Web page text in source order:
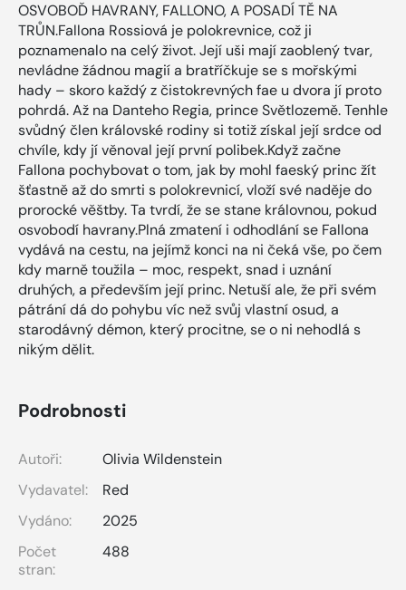
OSVOBOĎ HAVRANY, FALLONO, A POSADÍ TĚ NA
TRŮN.Fallona Rossiová je polokrevnice, což ji
poznamenalo na celý život. Její uši mají zaoblený tvar,
nevládne žádnou magií a bratříčkuje se s mořskými
hady – skoro každý z čistokrevných fae u dvora jí proto
pohrdá. Až na Danteho Regia, prince Světlozemě. Tenhle
svůdný člen královské rodiny si totiž získal její srdce od
chvíle, kdy jí věnoval její první polibek.Když začne
Fallona pochybovat o tom, jak by mohl faeský princ žít
šťastně až do smrti s polokrevnicí, vloží své naděje do
prorocké věštby. Ta tvrdí, že se stane královnou, pokud
osvobodí havrany.Plná zmatení i odhodlání se Fallona
vydává na cestu, na jejímž konci na ni čeká vše, po čem
kdy marně toužila – moc, respekt, snad i uznání
druhých, a především její princ. Netuší ale, že při svém
pátrání dá do pohybu víc než svůj vlastní osud, a
starodávný démon, který procitne, se o ni nehodlá s
nikým dělit.
Podrobnosti
Autoři:
Olivia Wildenstein
Vydavatel:
Red
Vydáno:
2025
Počet
stran:
488